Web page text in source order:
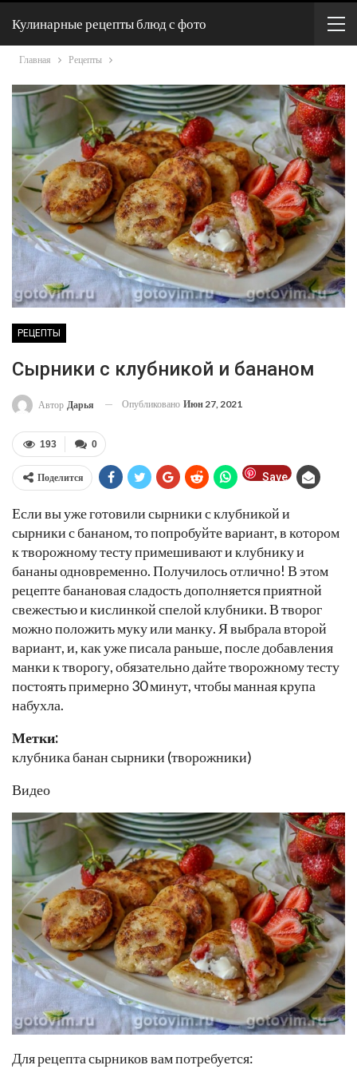
Кулинарные рецепты блюд с фото
Главная Рецепты
РЕЦЕПТЫ
Сырники с клубникой и бананом
Автор Дарья Опубликовано Июн 27, 2021
0
193
Поделится Save
Если вы уже готовили сырники с клубникой и
сырники с бананом, то попробуйте вариант, в котором
к творожному тесту примешивают и клубнику и
бананы одновременно. Получилось отлично! В этом
рецепте банановая сладость дополняется приятной
свежестью и кислинкой спелой клубники. В творог
можно положить муку или манку. Я выбрала второй
вариант, и, как уже писала раньше, после добавления
манки к творогу, обязательно дайте творожному тесту
постоять примерно 30 минут, чтобы манная крупа
набухла.
Метки:
клубника банан сырники (творожники)
Видео
Для рецепта сырников вам потребуется: